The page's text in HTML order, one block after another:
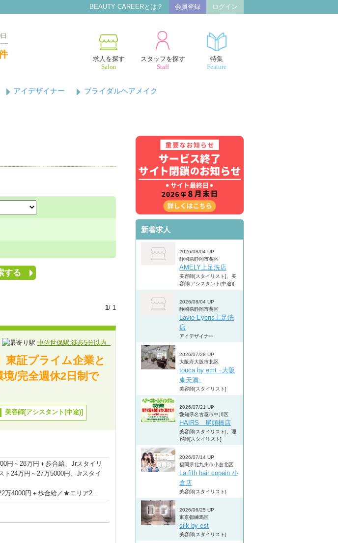
BEAUTY CAREERとは？ 会員登録 ログイン
求人を探す
Salon
スタッフを探す
Staff
特集
Feature
アイデザイナー ブライダルヘアメイク
する
1/ 1
中佐世保駅:徒歩5分以内
東証プライム企業と
/完全週休2日制で
美容師[アシスタント(中途)]
円～28万円＋歩合給、Jrスタイリ
24万円～27万5000円、Jrスタイ
万4000円＋歩合給／★エリア2...
新着求人
2026/08/04 UP
静岡県静岡市葵区
AMELY上足洗店
美容師[スタイリスト]、美
容師[アシスタント(中途)]
2026/08/04 UP
静岡県静岡市葵区
Lavie Eyeris上足洗
店
アイデザイナー
2026/07/28 UP
大阪府大阪市北区
touca by emt ｰ大阪
東天満ｰ
美容師[スタイリスト]
2026/07/21 UP
愛知県名古屋市中川区
HAIRS 尾頭橋店
美容師[スタイリスト]、理
容師[スタイリスト]
2026/07/14 UP
福岡県北九州市小倉北区
La fith hair copain 小
倉店
美容師[スタイリスト]
2026/06/25 UP
東京都練馬区
silk by est
美容師[スタイリスト]